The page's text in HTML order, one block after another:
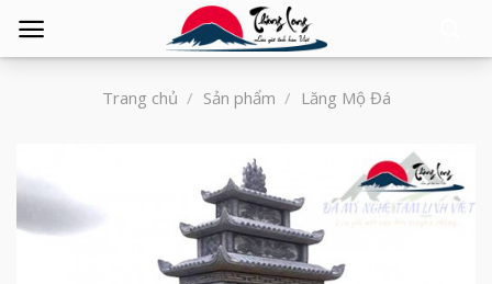
Trang chủ / Sản phẩm / Lăng Mộ Đá